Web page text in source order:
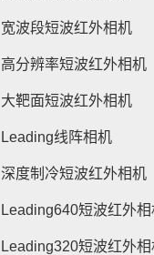
宽波段短波红外相机
高分辨率短波红外相机
大靶面短波红外相机
Leading线阵相机
深度制冷短波红外相机
Leading640短波红外相
Leading320短波红外相